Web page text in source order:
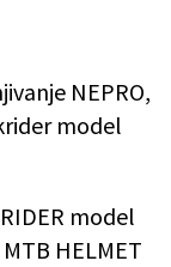
NEPRO,
model
model
HELMET